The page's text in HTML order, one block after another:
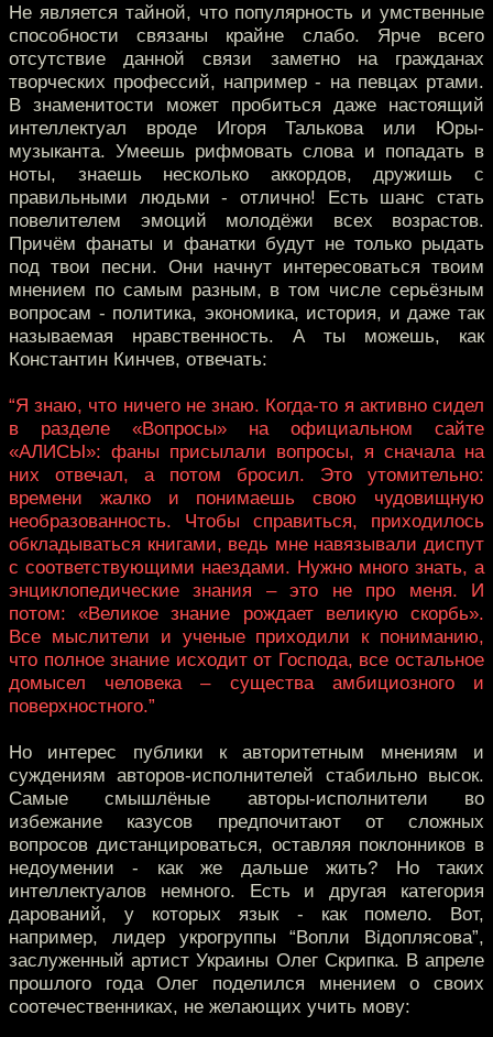
Не является тайной, что популярность и умственные
способности связаны крайне слабо. Ярче всего
отсутствие данной связи заметно на гражданах
творческих профессий, например - на певцах ртами.
В знаменитости может пробиться даже настоящий
интеллектуал вроде Игоря Талькова или Юры-
музыканта. Умеешь рифмовать слова и попадать в
ноты, знаешь несколько аккордов, дружишь с
правильными людьми - отлично! Есть шанс стать
повелителем эмоций молодёжи всех возрастов.
Причём фанаты и фанатки будут не только рыдать
под твои песни. Они начнут интересоваться твоим
мнением по самым разным, в том числе серьёзным
вопросам - политика, экономика, история, и даже так
называемая нравственность. А ты можешь, как
Константин Кинчев, отвечать:
“Я знаю, что ничего не знаю. Когда-то я активно сидел
в разделе «Вопросы» на официальном сайте
«АЛИСЫ»: фаны присылали вопросы, я сначала на
них отвечал, а потом бросил. Это утомительно:
времени жалко и понимаешь свою чудовищную
необразованность. Чтобы справиться, приходилось
обкладываться книгами, ведь мне навязывали диспут
с соответствующими наездами. Нужно много знать, а
энциклопедические знания – это не про меня. И
потом: «Великое знание рождает великую скорбь».
Все мыслители и ученые приходили к пониманию,
что полное знание исходит от Господа, все остальное
домысел человека – существа амбициозного и
поверхностного.”
Но интерес публики к авторитетным мнениям и
суждениям авторов-исполнителей стабильно высок.
Самые смышлёные авторы-исполнители во
избежание казусов предпочитают от сложных
вопросов дистанцироваться, оставляя поклонников в
недоумении - как же дальше жить? Но таких
интеллектуалов немного. Есть и другая категория
дарований, у которых язык - как помело. Вот,
например, лидер укрогруппы “Вопли Вiдоплясова”,
заслуженный артист Украины Олег Скрипка. В апреле
прошлого года Олег поделился мнением о своих
соотечественниках, не желающих учить мову: